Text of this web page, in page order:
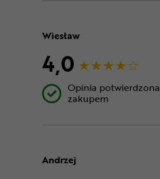
Wiesław
4,0
Opinia potwierdzona
zakupem
Andrzej